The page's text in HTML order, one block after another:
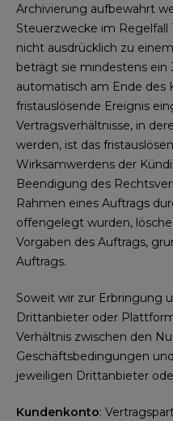
Archivierung aufbewahrt
Steuerzwecke im Regelfall
nicht ausdrücklich zu
beträgt sie mindestens ein
automatisch am Ende des
fristauslösende Ereignis
Vertragsverhältnisse, in
werden, ist das
Wirksamwerdens der
Beendigung des
Rahmen eines Auftrags
offengelegt wurden,
Vorgaben des Auftrags,
Auftrags.
Soweit wir zur Erbringung
Drittanbieter oder
Verhältnis zwischen den
Geschäftsbedingungen
jeweiligen Drittanbieter
Kundenkonto: